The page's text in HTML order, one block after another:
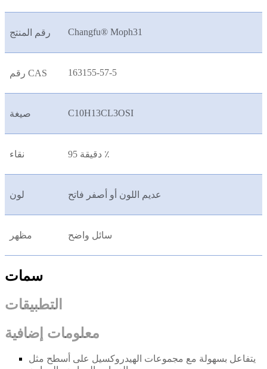
رقم المنتج Changfu® Moph31
رقم CAS 163155-57-5
صيغة C10H13CL3OSI
نقاء دقيقة 95 ٪
لون عديم اللون أو أصفر فاتح
مظهر سائل واضح
سمات
التطبيقات
معلومات إضافية
يتفاعل بسهولة مع مجموعات الهيدروكسيل على أسطح مثل